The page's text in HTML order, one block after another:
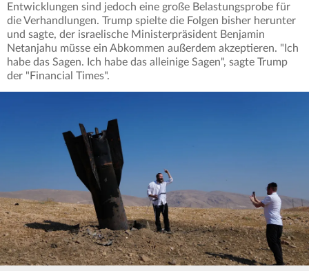
Entwicklungen sind jedoch eine große Belastungsprobe für
die Verhandlungen. Trump spielte die Folgen bisher herunter
und sagte, der israelische Ministerpräsident Benjamin
Netanjahu müsse ein Abkommen außerdem akzeptieren. "Ich
habe das Sagen. Ich habe das alleinige Sagen", sagte Trump
der "Financial Times".